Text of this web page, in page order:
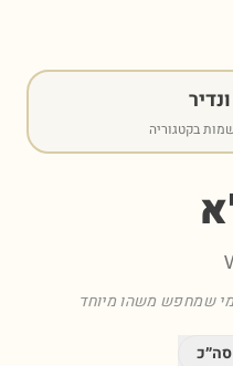
בקטגוריה
למי שמחפש משהו מיוחד
סה״כ